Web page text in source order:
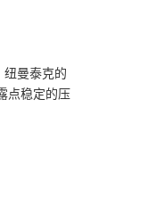
纽曼泰克的
点稳定的压